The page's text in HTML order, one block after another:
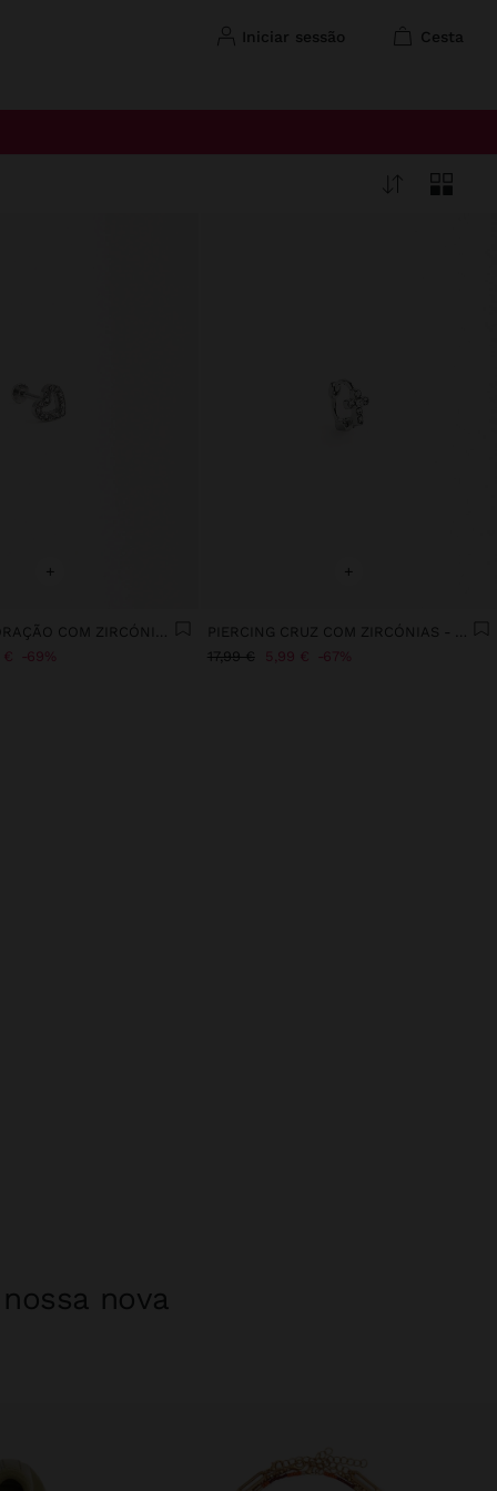
iniciar sessão cesta
+
PIERCING CORAÇÃO COM ZIRCÓNIAS - AÇO INOXIDÁVEL
€ 69%
+
PIERCING CRUZ COM ZIRCÓNIAS - AÇO INOXIDÁVEL
17,99 € 5,99 € 67%
nova